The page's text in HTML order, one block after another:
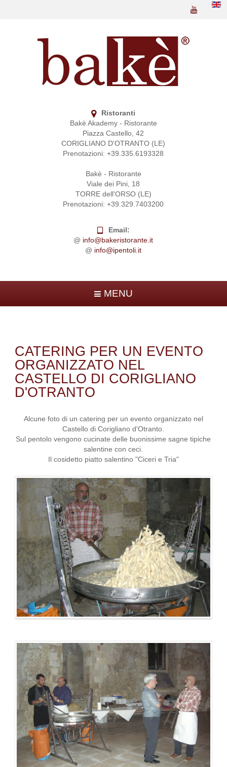
Ristoranti
Bakè Akademy - Ristorante
Piazza Castello, 42
CORIGLIANO D'OTRANTO (LE)
Prenotazioni: +39.335.6193328
Bakè - Ristorante
Viale dei Pini, 18
TORRE dell'ORSO (LE)
Prenotazioni: +39.329.7403200
Email:
@ info@bakeristorante.it
@ info@ipentoli.it
MENU
CATERING PER UN EVENTO
ORGANIZZATO NEL
CASTELLO DI CORIGLIANO
D'OTRANTO
Alcune foto di un catering per un evento organizzato nel
Castello di Corigliano d'Otranto.
Sul pentolo vengono cucinate delle buonissime sagne tipiche
salentine con ceci.
Il cosidetto piatto salentino "Ciceri e Tria"